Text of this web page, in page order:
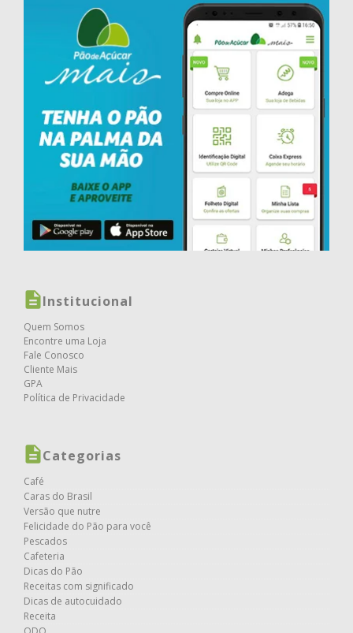
Institucional
Quem Somos
Encontre uma Loja
Fale Conosco
Cliente Mais
GPA
Política de Privacidade
Categorias
Café
Caras do Brasil
Versão que nutre
Felicidade do Pão para você
Pescados
Cafeteria
Dicas do Pão
Receitas com significado
Dicas de autocuidado
Receita